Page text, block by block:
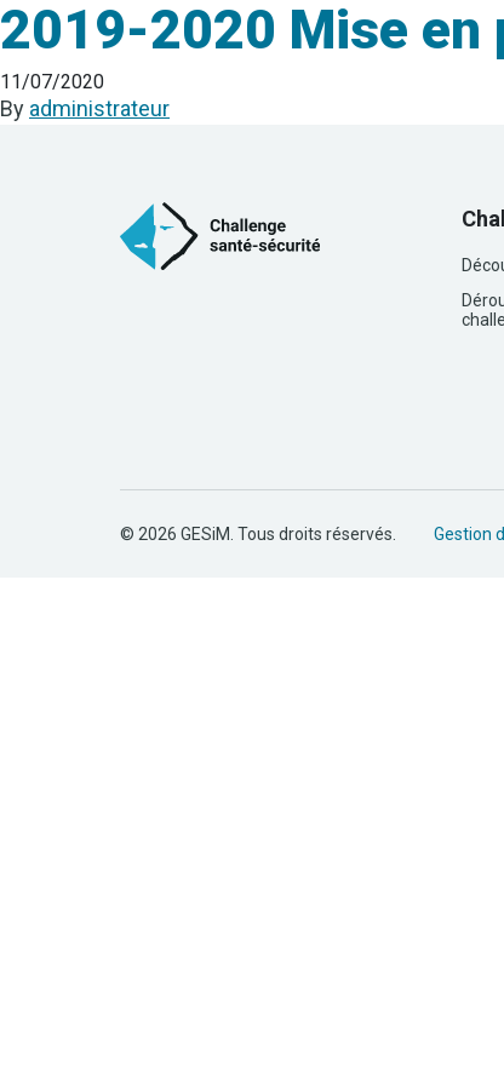
2019-2020 Mise en
11/07/2020
By administrateur
© 2026 GESiM. Tous droits réservés. Gestion